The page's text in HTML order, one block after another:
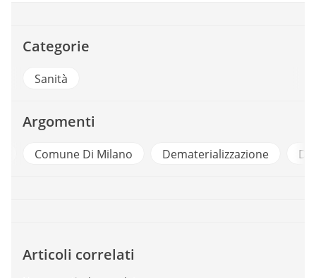
Categorie
Sanità
Argomenti
Di Milano Dematerializzazione Digitalizzazione
Articoli correlati